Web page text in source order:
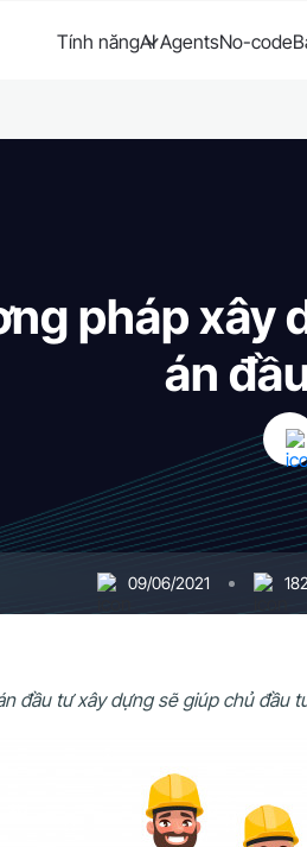
Tính năngAI AgentsNo-code
pháp xây
án
09/06/2021
đầu tư xây dựng sẽ giúp chủ đầu